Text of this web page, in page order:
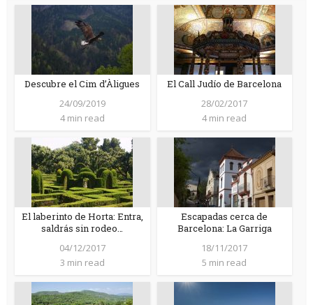
Descubre el Cim d’Àligues
24/09/2019
4 min read
El Call Judío de Barcelona
28/02/2017
4 min read
El laberinto de Horta: Entra,
saldrás sin rodeo…
04/12/2017
3 min read
Escapadas cerca de
Barcelona: La Garriga
18/11/2017
5 min read